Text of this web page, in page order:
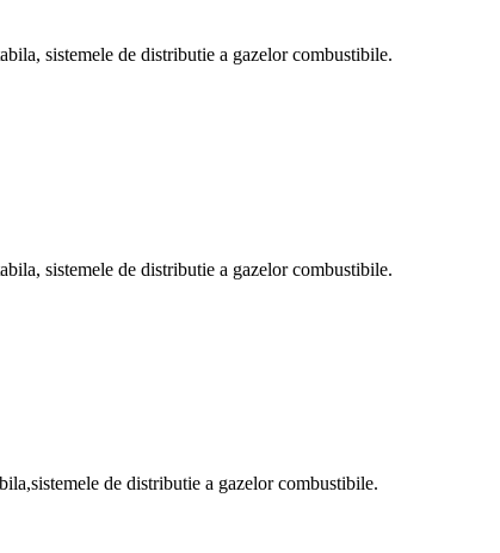
sistemele de distributie a gazelor combustibile.
sistemele de distributie a gazelor combustibile.
de distributie a gazelor combustibile.